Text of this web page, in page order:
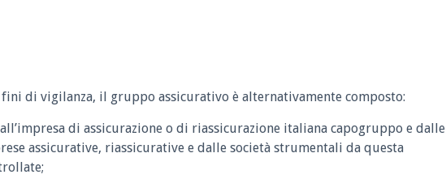
fini di vigilanza, il gruppo assicurativo è alternativamente composto:
di assicurazione o di riassicurazione italiana capogruppo e dalle
assicurative, riassicurative e dalle società strumentali da questa